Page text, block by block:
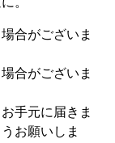
合がございま
合がございま
手元に届きま
お願いしま